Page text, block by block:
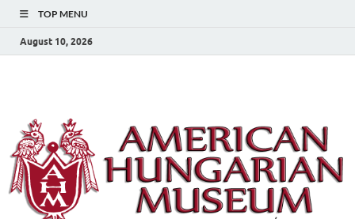
TOP MENU
August 10, 2026
Amerikai Magyar
Múzeum